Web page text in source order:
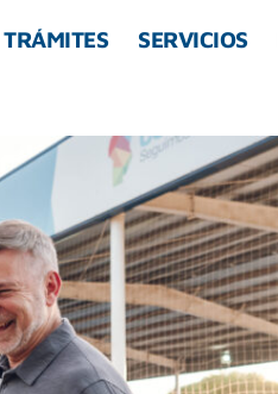
TRÁMITES SERVICIOS